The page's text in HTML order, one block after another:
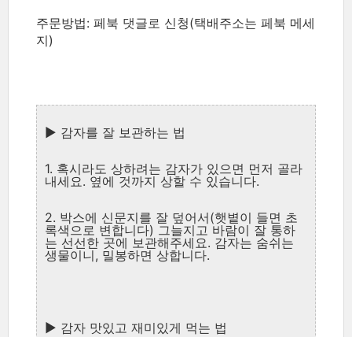
주문방법: 페북 댓글로 신청(택배주소는 페북 메세
지)
▶ 감자를 잘 보관하는 법
1. 혹시라도 상하려는 감자가 있으면 먼저 골라
내세요. 옆에 것까지 상할 수 있습니다.
2. 박스에 신문지를 잘 덮어서(햇볕이 들면 초
록색으로 변합니다) 그늘지고 바람이 잘 통하
는 선선한 곳에 보관해주세요. 감자는 숨쉬는
생물이니, 밀봉하면 상합니다.
▶ 감자 맛있고 재미있게 먹는 법